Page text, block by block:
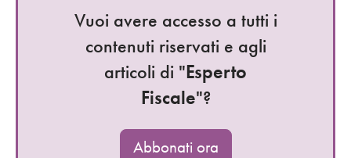
Vuoi avere accesso a tutti i
contenuti riservati e agli
articoli di "Esperto
Fiscale"?
Abbonati ora